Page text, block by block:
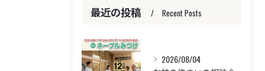
最近の投稿 Recent Posts
2026/08/04